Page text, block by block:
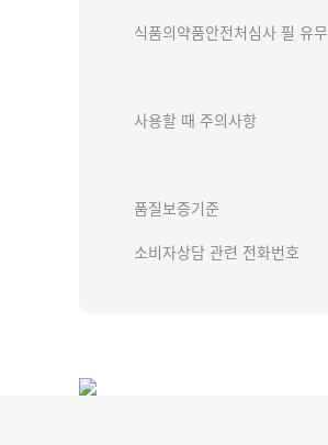
식품의약품안전처심사 필 유무
사용할 때 주의사항
품질보증기준
소비자상담 관련 전화번호